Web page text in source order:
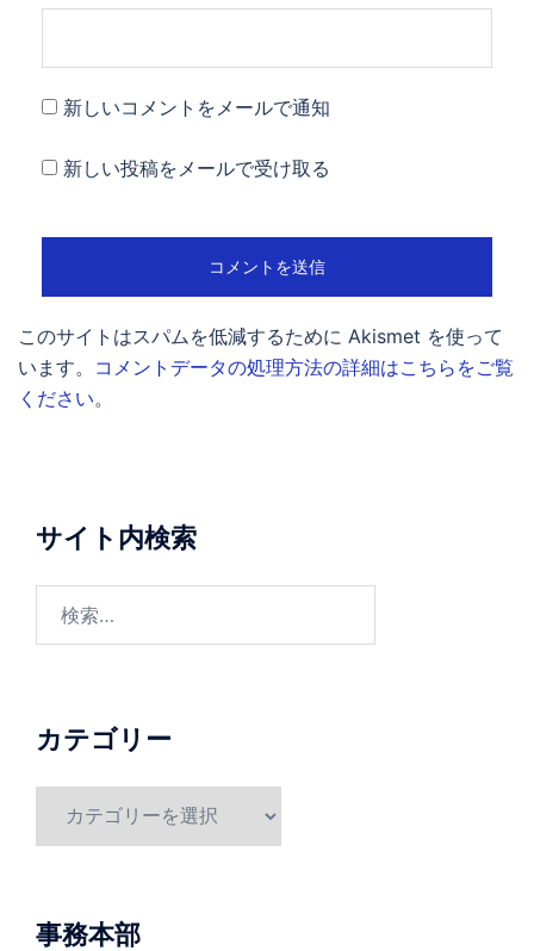
新しいコメントをメールで通知
新しい投稿をメールで受け取る
このサイトはスパムを低減するために Akismet を使って
います。 コメントデータの処理方法の詳細はこちらをご覧
ください。
サイト内検索
カテゴリー
ー
事務本部